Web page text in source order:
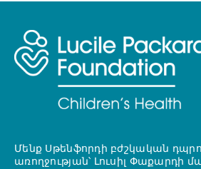
Մենք Սթենֆորդի բժշկական
առողջության՝ Լուսիլ Փաքարդի